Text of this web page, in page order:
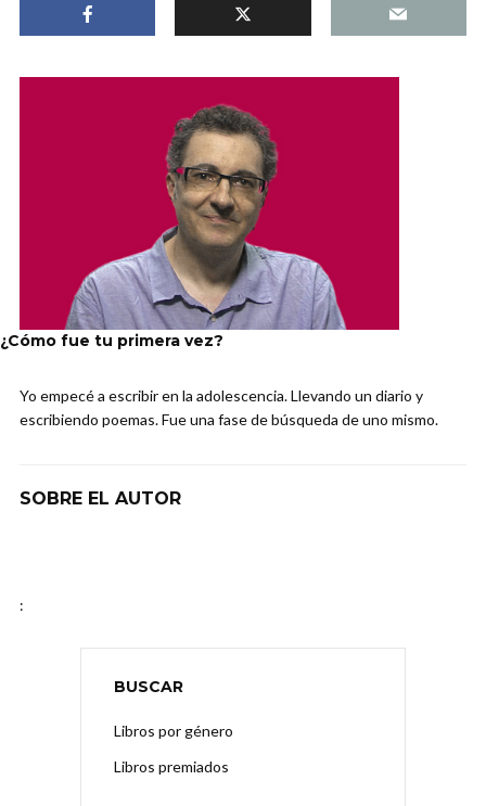
¿Cómo fue tu primera vez?
Yo empecé a escribir en la adolescencia. Llevando un diario y
escribiendo poemas. Fue una fase de búsqueda de uno mismo.
SOBRE EL AUTOR
:
BUSCAR
Libros por género
Libros premiados